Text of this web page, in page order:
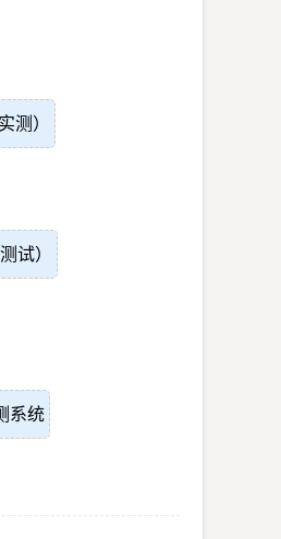
测）
试）
系统